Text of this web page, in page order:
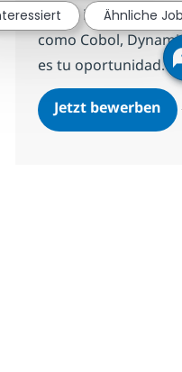
tienes interés en
como Cobol,
es tu oportunidad.
Jetzt bewerben
Ähnliche